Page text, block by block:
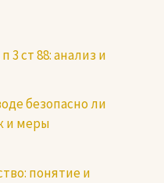
3 ст 88: анализ и
безопасно ли
и меры
понятие и